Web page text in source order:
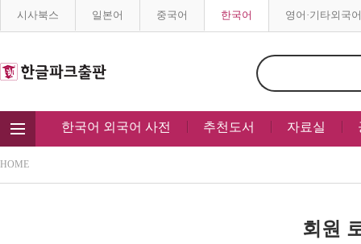
시사북스 일본어 중국어 한국어 영어·기타외국어
한국어 외국어 사전 추천도서 자료실
HOME
회원